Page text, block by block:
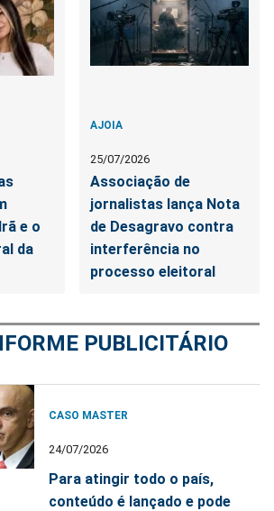
e o
da
AJOIA
25/07/2026
Associação de
jornalistas lança Nota
de Desagravo contra
interferência no
processo eleitoral
PUBLICITÁRIO
CASO MASTER
24/07/2026
Para atingir todo o país,
conteúdo é lançado e pode